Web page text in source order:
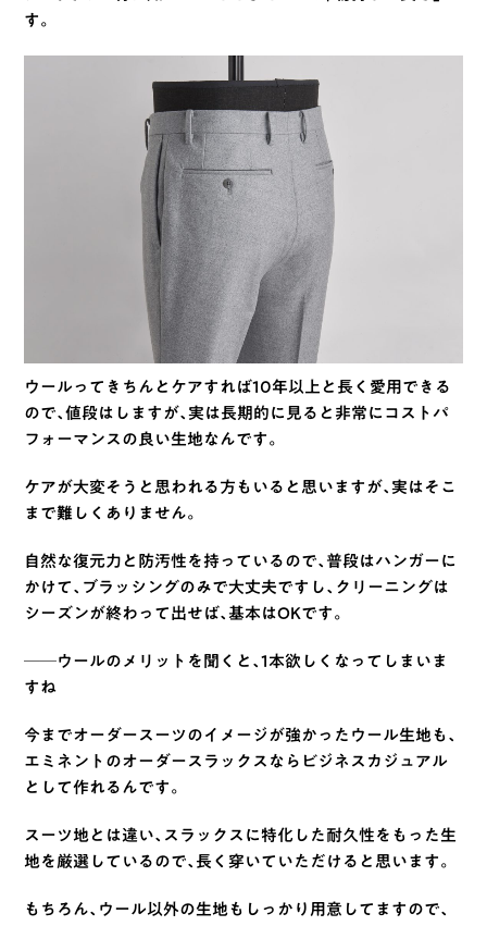
す。
ウールってきちんとケアすれば10年以上と長く愛用できる
ので、値段はしますが、実は長期的に見ると非常にコストパ
フォーマンスの良い生地なんです。
ケアが大変そうと思われる方もいると思いますが、実はそこ
まで難しくありません。
自然な復元力と防汚性を持っているので、普段はハンガーに
かけて、ブラッシングのみで大丈夫ですし、クリーニングは
シーズンが終わって出せば、基本はOKです。
──ウールのメリットを聞くと、1本欲しくなってしまいま
すね
今までオーダースーツのイメージが強かったウール生地も、
エミネントのオーダースラックスならビジネスカジュアル
として作れるんです。
スーツ地とは違い、スラックスに特化した耐久性をもった生
地を厳選しているので、長く穿いていただけると思います。
もちろん、ウール以外の生地もしっかり用意してますので、